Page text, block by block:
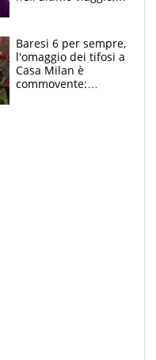
circondati
dall'affetto dei tifosi
Baresi 6 per sempre,
l'omaggio dei tifosi a
Casa Milan è
commovente: